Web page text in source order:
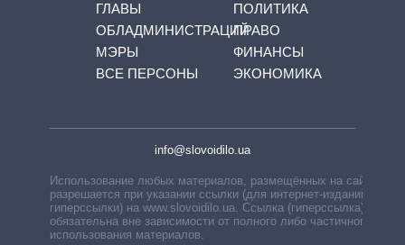
ГЛАВЫ
ОБЛАДМИНИСТРАЦИЙ
МЭРЫ
ВСЕ ПЕРСОНЫ
ПОЛИТИКА
ПРАВО
ФИНАНСЫ
ЭКОНОМИКА
info@slovoidilo.ua
Использование любых материалов, размещённых на сайте,
разрешается при указании ссылки (для интернет-изданий —
гиперссылки) на www.slovoidilo.ua. Ссылка (гиперссылка)
обязательна вне зависимости от полного либо частичного
использования материалов.